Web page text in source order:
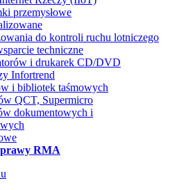
przemysłowe
do kontroli ruchu lotniczego
techniczne
i drukarek CD/DVD
Infortrend
i bibliotek taśmowych
QCT, Supermicro
dokumentowych i
RMA